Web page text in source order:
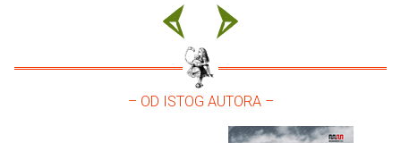
– OD ISTOG AUTORA –